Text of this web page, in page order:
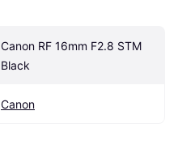
Canon RF 16mm F2.8 STM
Black
Canon